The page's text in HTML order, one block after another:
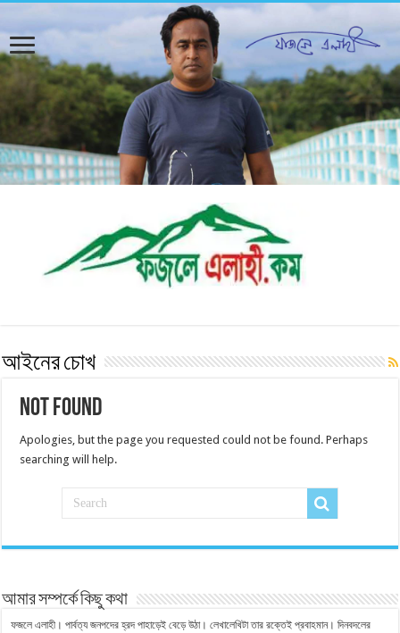
আইনের চোখ
Not Found
Apologies, but the page you requested could not be found. Perhaps
searching will help.
আমার সম্পর্কে কিছু কথা
ফজলে এলাহী। পার্বত্য জনপদের হ্রদ পাহাড়েই বেড়ে উঠা। লেখালেখিটা তার রক্তেই প্রবাহমান। দিনবদলের